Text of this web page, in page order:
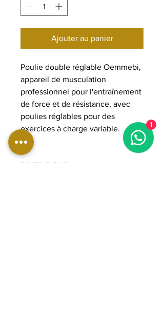
Ajouter au panier
Poulie double réglable Oemmebi,
appareil de musculation
professionnel pour l'entraînement
de force et de résistance, avec
poulies réglables pour des
exercices à charge variable.
DIMENSIONS:
1